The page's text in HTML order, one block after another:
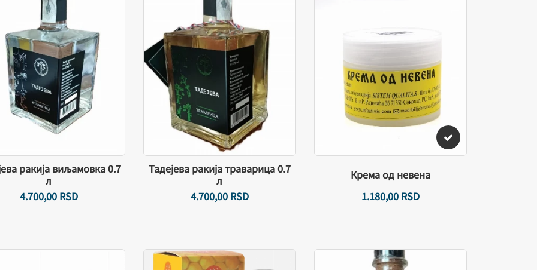
ракија виљамовка 0.7
л
4.700,00 RSD
Тадејева ракија траварица 0.7
л
4.700,00 RSD
Крема од невена
1.180,00 RSD